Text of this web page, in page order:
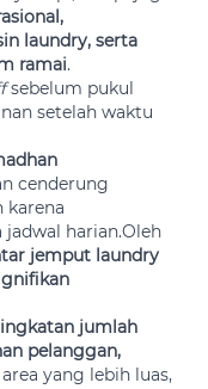
laundry, serta
ramai.
sebelum pukul
setelah waktu
cenderung
karena
harian.Oleh
jemput laundry
jumlah
pelanggan,
area yang lebih luas,